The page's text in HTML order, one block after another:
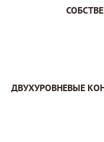
ДВУХУРОВНЕВЫЕ